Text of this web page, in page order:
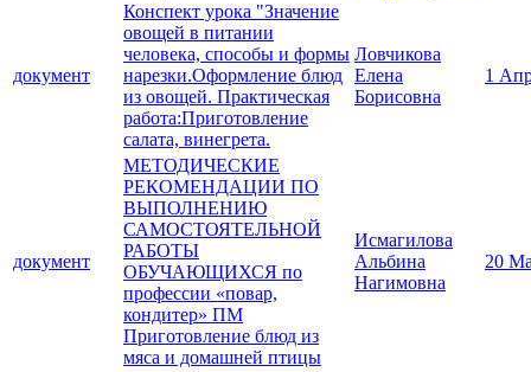
документ
Конспект урока "Значение
овощей в питании
человека, способы и формы
нарезки.Оформление блюд
из овощей. Практическая
работа:Приготовление
салата, винегрета.
Ловчикова
Елена
Борисовна
1
документ
МЕТОДИЧЕСКИЕ
РЕКОМЕНДАЦИИ ПО
ВЫПОЛНЕНИЮ
САМОСТОЯТЕЛЬНОЙ
РАБОТЫ
ОБУЧАЮЩИХСЯ по
профессии «повар,
кондитер» ПМ
Приготовление блюд из
мяса и домашней птицы
Исмагилова
Альбина
Нагимовна
20